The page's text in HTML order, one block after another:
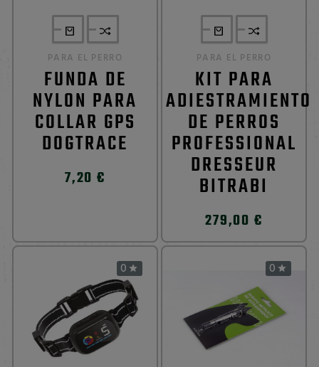
PARA EL PERRO
FUNDA DE
NYLON PARA
COLLAR GPS
DOGTRACE
7,20 €
PARA EL PERRO
KIT PARA
ADIESTRAMIENTO
DE PERROS
PROFESSIONAL
DRESSEUR
BITRABI
279,00 €
0  0 